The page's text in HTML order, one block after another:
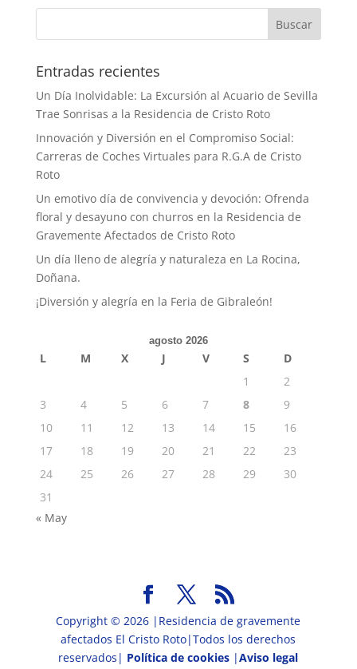
Buscar
Entradas recientes
Un Día Inolvidable: La Excursión al Acuario de Sevilla
Trae Sonrisas a la Residencia de Cristo Roto
Innovación y Diversión en el Compromiso Social:
Carreras de Coches Virtuales para R.G.A de Cristo
Roto
Un emotivo día de convivencia y devoción: Ofrenda
floral y desayuno con churros en la Residencia de
Gravemente Afectados de Cristo Roto
Un día lleno de alegría y naturaleza en La Rocina,
Doñana.
¡Diversión y alegría en la Feria de Gibraleón!
agosto 2026
L M X J V S
D
1
2
3
4 5 6 7 8
9
10
11 12 13 14 15
16
17
18 19 20 21 22
23
24
25 26 27 28 29
30
31
« May
Copyright © 2026 |Residencia de gravemente
afectados El Cristo Roto|Todos los derechos
reservados| Política de cookies |Aviso legal